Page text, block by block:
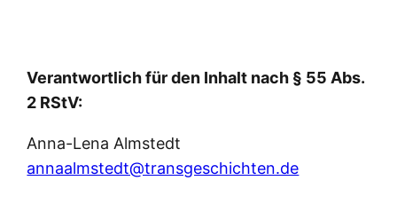
Verantwortlich für den Inhalt nach § 55 Abs.
2 RStV:
Anna-Lena Almstedt
annaalmstedt@transgeschichten.de